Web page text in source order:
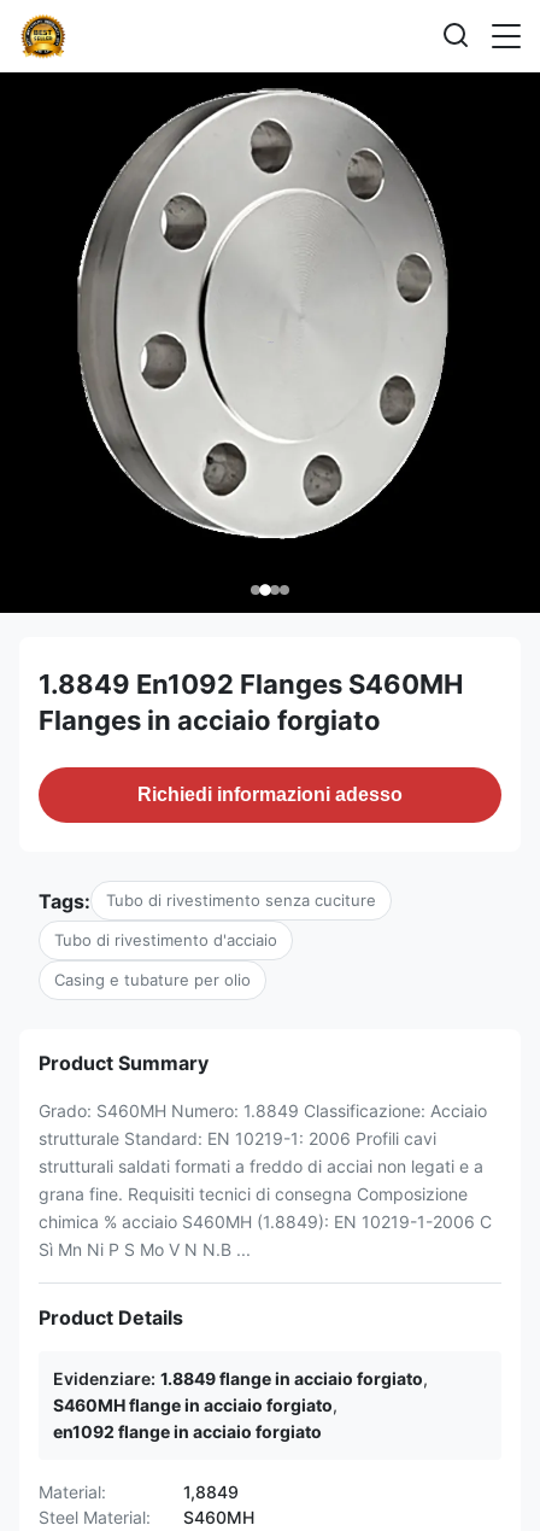
1.8849 En1092 Flanges S460MH
Flanges in acciaio forgiato
Richiedi informazioni adesso
Tags: Tubo di rivestimento senza cuciture
Tubo di rivestimento d'acciaio
Casing e tubature per olio
Product Summary
Grado: S460MH Numero: 1.8849 Classificazione: Acciaio
strutturale Standard: EN 10219-1: 2006 Profili cavi
strutturali saldati formati a freddo di acciai non legati e a
grana fine. Requisiti tecnici di consegna Composizione
chimica % acciaio S460MH (1.8849): EN 10219-1-2006 C
Sì Mn Ni P S Mo V N N.B ...
Product Details
Evidenziare: 1.8849 flange in acciaio forgiato,
S460MH flange in acciaio forgiato,
en1092 flange in acciaio forgiato
Material:
1,8849
Steel Material:
S460MH